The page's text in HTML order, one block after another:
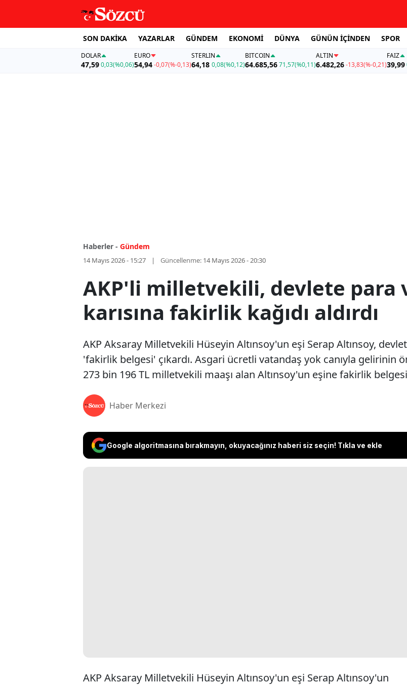
SON DAKİKA YAZARLAR GÜNDEM EKONOMİ DÜNYA GÜNÜN İÇİNDEN SPOR
DOLAR
47,590,03(%0,06)
EURO
54,94 -0,07(%-0,13)
STERLIN
64,18 0,08(%0,12)
BITCOIN
64.685,5671,57(%0,11)
ALTIN
6.482,26-13,83(%-0,21)
FAİZ
39,99
Haberler - Gündem
14 Mayıs 2026 - 15:27 Güncellenme: 14 Mayıs 2026 - 20:30
AKP'li milletvekili, devlete para
karısına fakirlik kağıdı aldırdı
AKP Aksaray Milletvekili Hüseyin Altınsoy'un eşi Serap Altınsoy,
'fakirlik belgesi' çıkardı. Asgari ücretli vatandaş yok canıyla gelirinin
273 bin 196 TL milletvekili maaşı alan Altınsoy'un eşine fakirlik
Haber Merkezi
Google algoritmasına bırakmayın, okuyacağınız haberi siz seçin! Tıkla ve ekle
AKP Aksaray Milletvekili Hüseyin Altınsoy'un eşi Serap Altınsoy'un